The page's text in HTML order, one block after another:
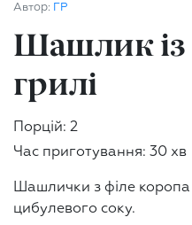
Автор: ГР
Шашлик із
грилі
Порцій: 2
Час приготування: 30 хв
Шашлички з філе
цибулевого соку.